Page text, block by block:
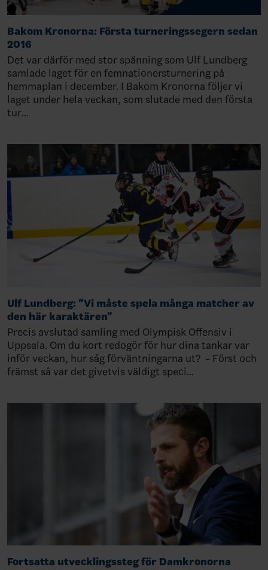
Bakom Kronorna: Första turneringssegern sedan
2016
Det var därför med stor spänning som Ulf Lundberg
samlade laget för en femnationersturnering på
hemmaplan i december. I Bakom Kronorna följer vi
laget under hela veckan, som slutade med den första
tur…
Ulf Lundberg: "Vi måste spela många matcher av
den här karaktären"
Precis avslutad samling med Olympisk Offensiv i
Uppsala. Om du kort redogör för hur dina tankar var
inför veckan, hur såg förväntningarna ut? – Först och
främst så var det givetvis väldigt speci…
Fortsatta utvecklingssteg för Damkronorna